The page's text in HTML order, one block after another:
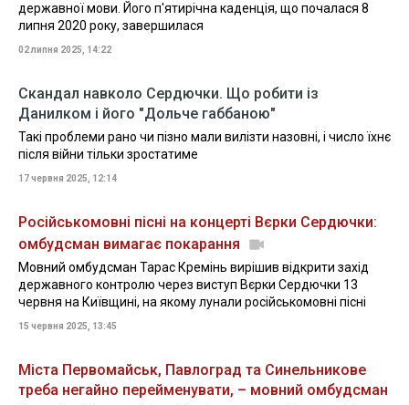
державної мови. Його п'ятирічна каденція, що почалася 8
липня 2020 року, завершилася
02 липня 2025, 14:22
Скандал навколо Сердючки. Що робити із
Данилком і його "Дольче габбаною"
Такі проблеми рано чи пізно мали вилізти назовні, і число їхнє
після війни тільки зростатиме
17 червня 2025, 12:14
Російськомовні пісні на концерті Вєрки Сердючки:
омбудсман вимагає покарання
Мовний омбудсман Тарас Кремінь вирішив відкрити захід
державного контролю через виступ Вєрки Сердючки 13
червня на Київщині, на якому лунали російськомовні пісні
15 червня 2025, 13:45
Міста Первомайськ, Павлоград та Синельникове
треба негайно перейменувати, – мовний омбудсман